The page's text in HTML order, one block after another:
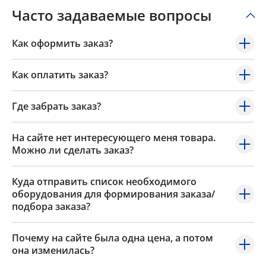
Часто задаваемые вопросы
Как оформить заказ?
Как оплатить заказ?
Где забрать заказ?
На сайте нет интересующего меня товара.
Можно ли сделать заказ?
Куда отправить список необходимого
оборудования для формирования заказа/
подбора заказа?
Почему на сайте была одна цена, а потом
она изменилась?